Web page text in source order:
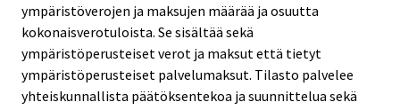
ympäristöverojen ja maksujen määrää ja osuutta
kokonaisverotuloista. Se sisältää sekä
ympäristöperusteiset verot ja maksut että tietyt
ympäristöperusteiset palvelumaksut. Tilasto palvelee
yhteiskunnallista päätöksentekoa ja suunnittelua sekä